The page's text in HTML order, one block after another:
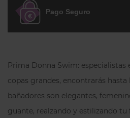
bien el pecho de forma
volumen visual.
de salir del agua. Los
ajustables con
una mayor elevación
sujeción. Un bikini
Pago Seguro
Prima Donna Swim: especialistas
copas grandes, encontrarás hasta
bañadores son elegantes,
guante, realzando y estilizando